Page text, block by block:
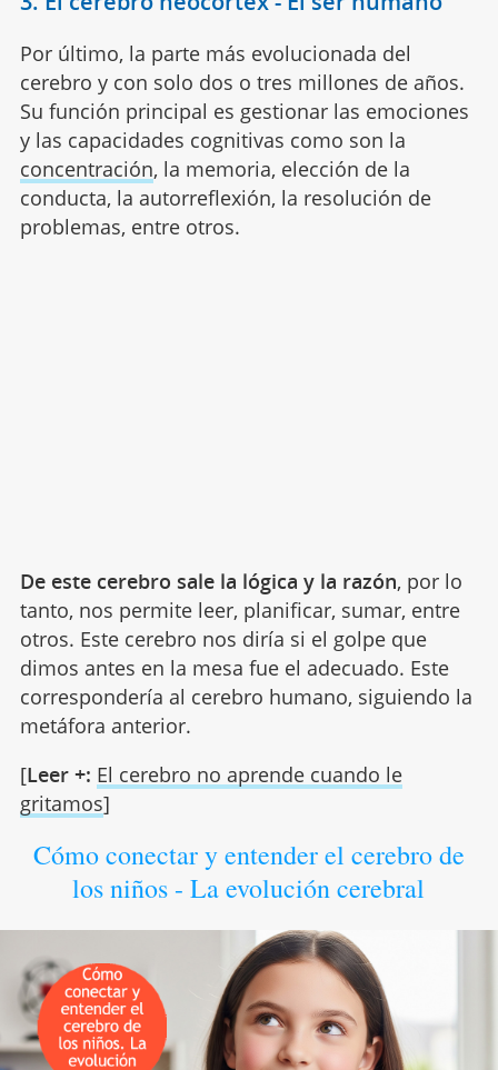
Por último, la parte más evolucionada del
cerebro y con solo dos o tres millones de años.
Su función principal es gestionar las emociones
y las capacidades cognitivas como son la
concentración, la memoria, elección de la
conducta, la autorreflexión, la resolución de
problemas, entre otros.
De este cerebro sale la lógica y la razón, por lo
tanto, nos permite leer, planificar, sumar, entre
otros. Este cerebro nos diría si el golpe que
dimos antes en la mesa fue el adecuado. Este
correspondería al cerebro humano, siguiendo la
metáfora anterior.
[Leer +: El cerebro no aprende cuando le
gritamos]
Cómo conectar y entender el cerebro de
los niños - La evolución cerebral